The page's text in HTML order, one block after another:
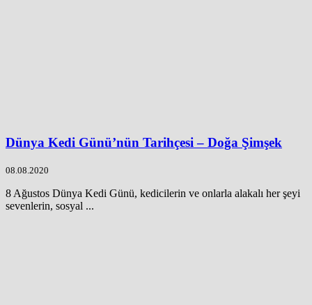
Dünya Kedi Günü’nün Tarihçesi – Doğa Şimşek
08.08.2020
8 Ağustos Dünya Kedi Günü, kedicilerin ve onlarla alakalı her şeyi
sevenlerin, sosyal ...